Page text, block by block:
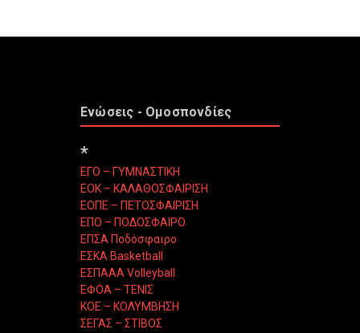
Ενώσεις - Ομοσπονδίες
*
ΕΓΟ – ΓΥΜΝΑΣΤΙΚΗ
ΕΟΚ – ΚΑΛΑΘΟΣΦΑΙΡΙΣΗ
ΕΟΠΕ – ΠΕΤΟΣΦΑΙΡΙΣΗ
ΕΠΟ – ΠΟΔΟΣΦΑΙΡΟ
ΕΠΣΑ Ποδόσφαιρο
ΕΣΚΑ Basketball
ΕΣΠΑΑΑ Volleyball
ΕΦΟΑ – ΤΕΝΙΣ
ΚΟΕ – ΚΟΛΥΜΒΗΣΗ
ΣΕΓΑΣ – ΣΤΙΒΟΣ